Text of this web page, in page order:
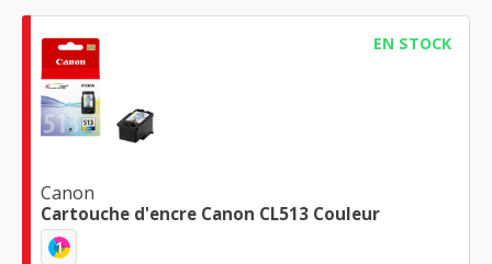
EN STOCK
Canon
Cartouche d'encre Canon CL513 Couleur
1